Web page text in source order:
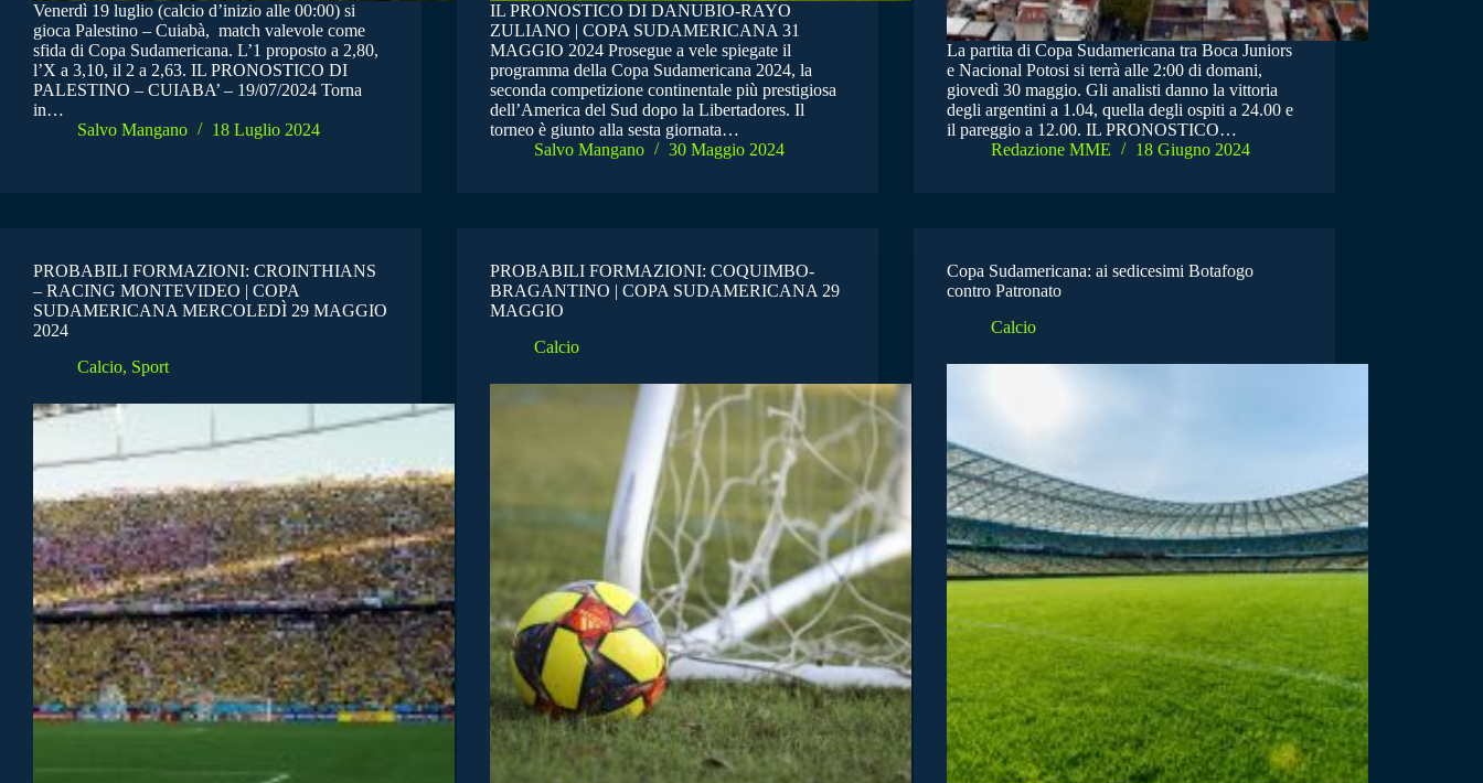
Venerdì 19 luglio (calcio d’inizio alle 00:00) si
gioca Palestino – Cuiabà, match valevole come
sfida di Copa Sudamericana. L’1 proposto a 2,80,
l’X a 3,10, il 2 a 2,63. IL PRONOSTICO DI
PALESTINO – CUIABA’ – 19/07/2024 Torna
in…
Salvo Mangano
18 Luglio 2024
IL PRONOSTICO DI DANUBIO-RAYO
ZULIANO | COPA SUDAMERICANA 31
MAGGIO 2024 Prosegue a vele spiegate il
programma della Copa Sudamericana 2024, la
seconda competizione continentale più prestigiosa
dell’America del Sud dopo la Libertadores. Il
torneo è giunto alla sesta giornata…
Salvo Mangano
30 Maggio 2024
La partita di Copa Sudamericana tra Boca Juniors
e Nacional Potosi si terrà alle 2:00 di domani,
giovedì 30 maggio. Gli analisti danno la vittoria
degli argentini a 1.04, quella degli ospiti a 24.00 e
il pareggio a 12.00. IL PRONOSTICO…
Redazione MME
18 Giugno 2024
PROBABILI FORMAZIONI: CROINTHIANS
– RACING MONTEVIDEO | COPA
SUDAMERICANA MERCOLEDÌ 29 MAGGIO
2024
Calcio, Sport
PROBABILI FORMAZIONI: COQUIMBO-
BRAGANTINO | COPA SUDAMERICANA 29
MAGGIO
Calcio
Copa Sudamericana: ai sedicesimi Botafogo
contro Patronato
Calcio